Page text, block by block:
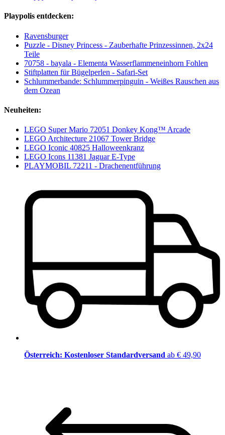
Playpolis entdecken:
Ravensburger
Puzzle - Disney Princess - Zauberhafte Prinzessinnen, 2x24
Teile
70758 - bayala - Elementa Wasserflammeneinhorn Fohlen
Stiftplatten für Bügelperlen - Safari-Set
Schlummerbande: Schlummerpinguin - Weißes Rauschen aus
dem Ozean
Neuheiten:
LEGO Super Mario 72051 Donkey Kong™ Arcade
LEGO Architecture 21067 Tower Bridge
LEGO Iconic 40825 Halloweenkranz
LEGO Icons 11381 Jaguar E-Type
PLAYMOBIL 72211 - Drachenentführung
Österreich: Kostenloser Standardversand ab € 49,90